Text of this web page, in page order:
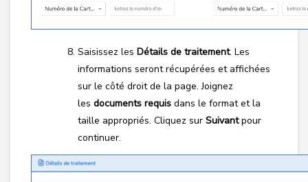
Saisissez les Détails de traitement. Les
informations seront récupérées et affichées
sur le côté droit de la page. Joignez
les documents requis dans le format et la
taille appropriés. Cliquez sur Suivantpour
continuer.